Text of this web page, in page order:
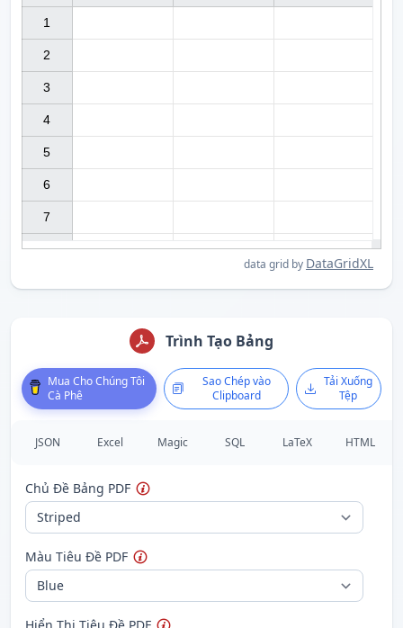
1
2
3
4
5
6
7
data grid by DataGridXL
Trình Tạo Bảng
Mua Cho Chúng Tôi
Cà Phê
Sao Chép vào
Clipboard
Tải Xuống
Tệp
JSON Excel Magic SQL LaTeX HTML
Chủ Đề Bảng PDF
Màu Tiêu Đề PDF